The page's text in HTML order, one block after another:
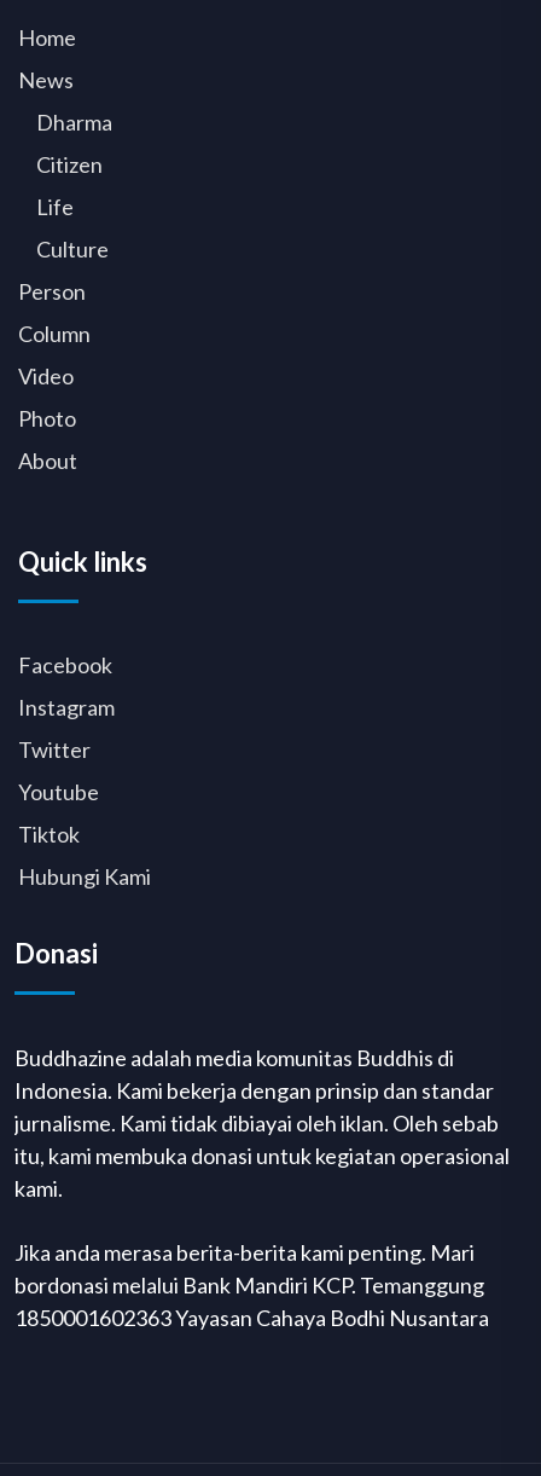
Home
News
Dharma
Citizen
Life
Culture
Person
Column
Video
Photo
About
Quick links
Facebook
Instagram
Twitter
Youtube
Tiktok
Hubungi Kami
Donasi
Buddhazine adalah media komunitas Buddhis di
Indonesia. Kami bekerja dengan prinsip dan standar
jurnalisme. Kami tidak dibiayai oleh iklan. Oleh sebab
itu, kami membuka donasi untuk kegiatan operasional
kami.
Jika anda merasa berita-berita kami penting. Mari
bordonasi melalui Bank Mandiri KCP. Temanggung
1850001602363 Yayasan Cahaya Bodhi Nusantara